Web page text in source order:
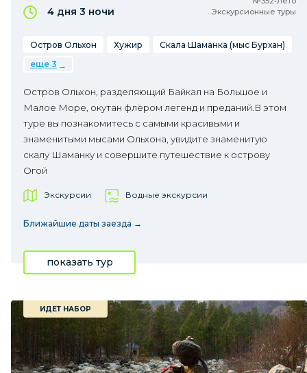
Экскурсионные туры
4 дня 3 ночи
Остров Ольхон Хужир
Скала Шаманка (мыс Бурхан)
еще 3
Остров Ольхон, разделяющий Байкал на Большое и
Малое Море, окутан флёром легенд и преданий.В этом
туре вы познакомитесь с самыми красивыми и
знаменитыми мысами Ольхона, увидите знаменитую
скалу Шаманку и совершите путешествие к острову
Огой
Экскурсии Водные экскурсии
Ближайшие даты заезда →
показать тур
ИДЕТ НАБОР